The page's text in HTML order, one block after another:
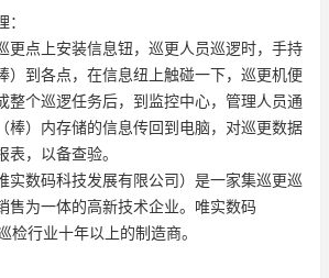
更点上安装信息钮，巡更人员巡逻时，手持
）到各点，在信息纽上触碰一下，巡更机便
整个巡逻任务后，到监控中心，管理人员通
棒）内存储的信息传回到电脑，对巡更数据
，以备查验。
实数码科技发展有限公司）是一家集巡更巡
售为一体的高新技术企业。唯实数码
检行业十年以上的制造商。